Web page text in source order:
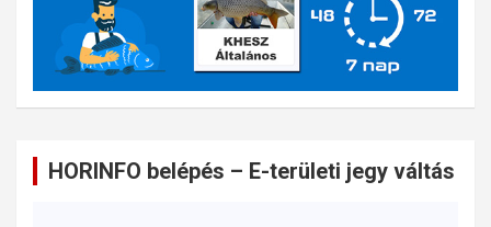
HORINFO belépés – E-területi jegy váltás